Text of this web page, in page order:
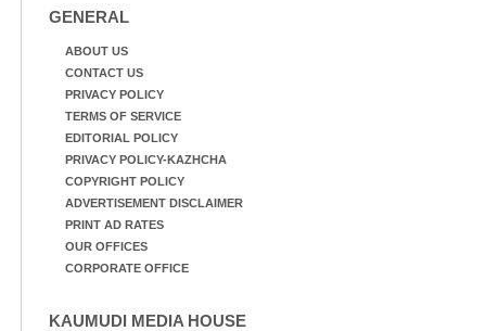
ഫുട്ബോൾ കളികളിൽ
കുട്ടികൾ
GENERAL
ABOUT US
CONTACT US
PRIVACY POLICY
TERMS OF SERVICE
EDITORIAL POLICY
PRIVACY POLICY-KAZHCHA
COPYRIGHT POLICY
ADVERTISEMENT DISCLAIMER
PRINT AD RATES
OUR OFFICES
CORPORATE OFFICE
KAUMUDI MEDIA HOUSE